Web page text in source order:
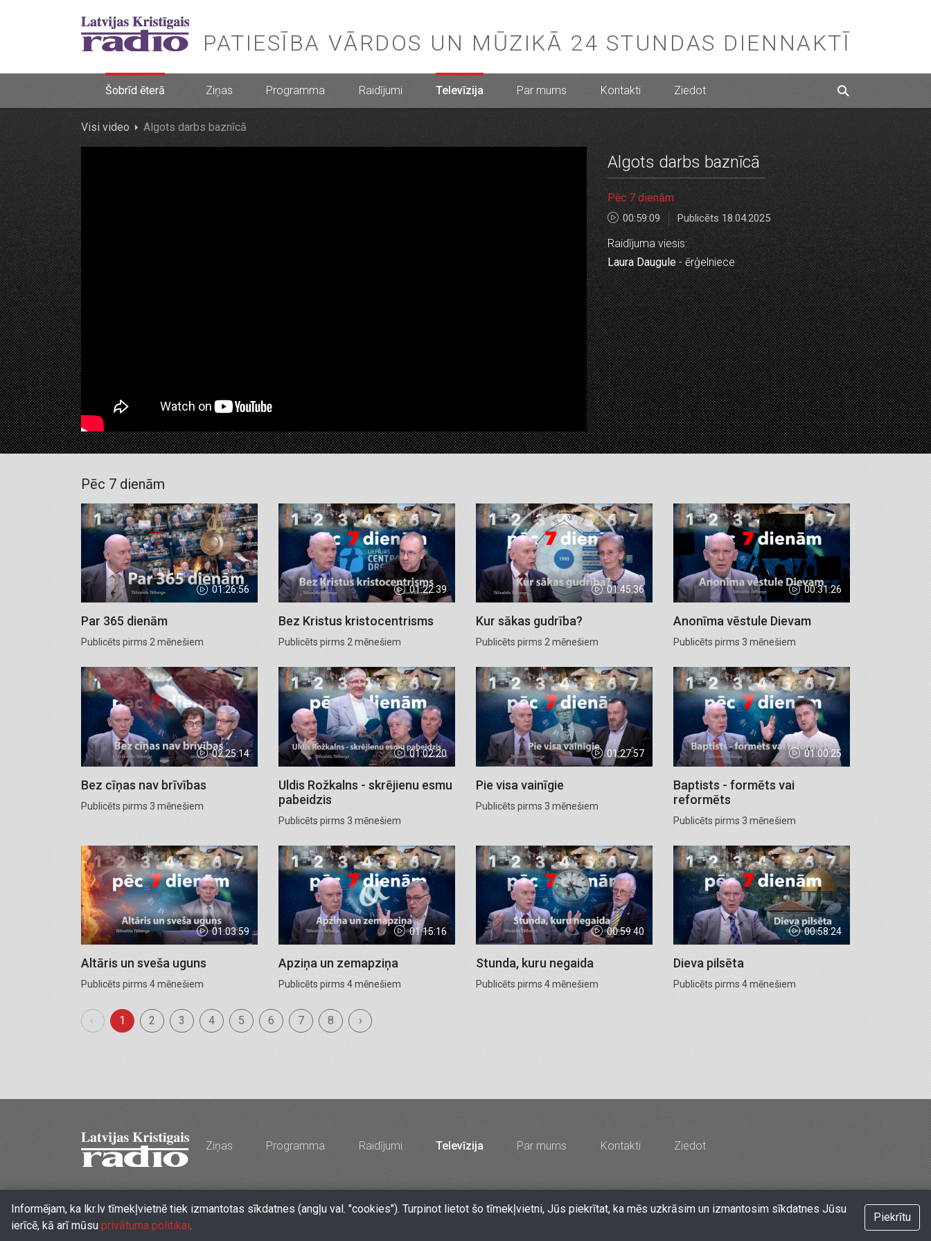
PATIESĪBA VĀRDOS UN MŪZIKĀ 24 STUNDAS DIENNAKTĪ
Šobrīd ēterā Ziņas Programma Raidījumi Televīzija Par mums Kontakti Ziedot
Visi video Algots darbs baznīcā
Algots darbs baznīcā
Pēc 7 dienām
00:59:09 Publicēts 18.04.2025
Raidījuma viesis:
Laura Daugule- ērģelniece
Pēc 7 dienām
01:26:56
Par 365 dienām
Publicēts pirms 2 mēnešiem
01:22:39
Bez Kristus kristocentrisms
Publicēts pirms 2 mēnešiem
01:45:36
Kur sākas gudrība?
Publicēts pirms 2 mēnešiem
00:31:26
Anonīma vēstule Dievam
Publicēts pirms 3 mēnešiem
02:25:14
Bez cīņas nav brīvības
Publicēts pirms 3 mēnešiem
01:02:20
Uldis Rožkalns - skrējienu esmu
pabeidzis
Publicēts pirms 3 mēnešiem
01:27:57
Pie visa vainīgie
Publicēts pirms 3 mēnešiem
01:00:25
Baptists - formēts vai
reformēts
Publicēts pirms 3 mēnešiem
01:03:59
Altāris un sveša uguns
Publicēts pirms 4 mēnešiem
01:15:16
Apziņa un zemapziņa
Publicēts pirms 4 mēnešiem
00:59:40
Stunda, kuru negaida
Publicēts pirms 4 mēnešiem
00:58:24
Dieva pilsēta
Publicēts pirms 4 mēnešiem
‹ 1 2 3 4 5 6 7 8 ›
Ziņas Programma Raidījumi Televīzija Par mums Kontakti Ziedot
Stabu iela 77a, Rīga, LV-1009, Latvija • Tālr. 67213704, 67210096, e-pasts lkr@lkr.lv Copyright 2026 SIA "Vārds & Co" - Latvijas Kristīgais radio
Informējam, ka lkr.lv tīmekļvietnē tiek izmantotas sīkdatnes (angļu val. "cookies"). Turpinot lietot šo tīmekļvietni, Jūs piekrītat, ka mēs uzkrāsim un izmantosim sīkdatnes Jūsu
ierīcē, kā arī mūsu privātuma politikai.
Piekrītu